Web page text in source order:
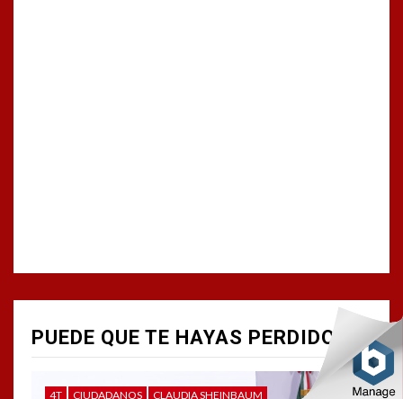
PUEDE QUE TE HAYAS PERDIDO
4T CIUDADANOS CLAUDIA SHEINBAUM